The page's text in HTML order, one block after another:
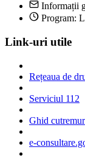
Informații
Program:
Link-uri utile
Rețeaua de
Serviciul 112
Ghid cutremur
e-